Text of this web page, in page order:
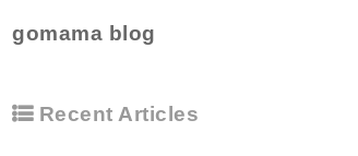
gomama blog
Recent Articles